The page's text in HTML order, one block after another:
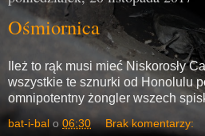
Ośmiornica
Ileż to rąk musi mieć Niskorosły
wszystkie te sznurki od Honolulu
omnipotentny żongler wszech
bat-i-bal o 06:30 Brak komentarzy: